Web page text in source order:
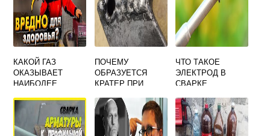
КАКОЙ ГАЗ
ОКАЗЫВАЕТ
НАИБОЛЕЕ
ВЛИЯНИЕ ПРИ
СВАРКЕ
ПОЧЕМУ
ОБРАЗУЕТСЯ
КРАТЕР ПРИ
ЧТО ТАКОЕ
ЭЛЕКТРОД В
СВАРКЕ